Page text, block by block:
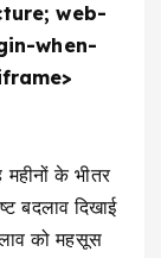
web-
when-
के भीतर
बदलाव दिखाई
को महसूस